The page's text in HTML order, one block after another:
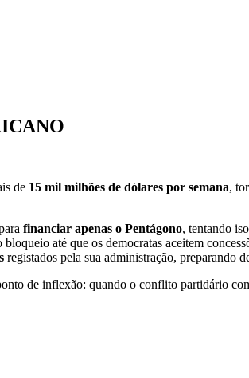
de 15 mil milhões de dólares por semana,
financiar apenas o Pentágono, tentando
até que os democratas aceitem
registados pela sua administração, preparando
de inflexão: quando o conflito partidário